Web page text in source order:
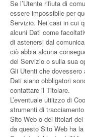
Se l’Utente rifiuta di
essere impossibile per
Servizio. Nei casi in cui
alcuni Dati come
di astenersi dal
ciò abbia alcuna
del Servizio o sulla sua
Gli Utenti che dovessero
Dati siano obbligatori
contattare il Titolare.
L’eventuale utilizzo di
strumenti di
Sito Web o dei titolari
da questo Sito Web ha